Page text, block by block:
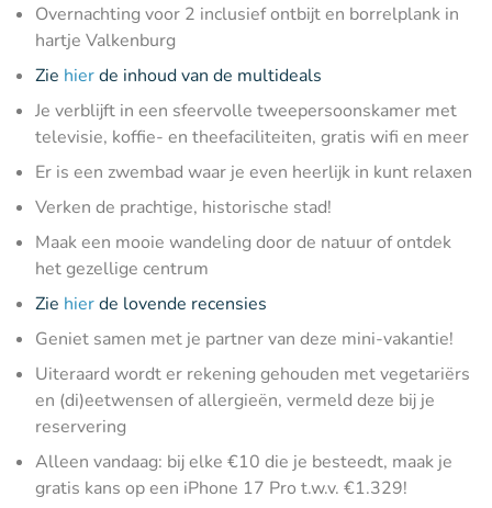
Overnachting voor 2 inclusief ontbijt en borrelplank in
hartje Valkenburg
Zie hierde inhoud van de multideals
Je verblijft in een sfeervolle tweepersoonskamer met
televisie, koffie- en theefaciliteiten, gratis wifi en meer
Er is een zwembad waar je even heerlijk in kunt relaxen
Verken de prachtige, historische stad!
Maak een mooie wandeling door de natuur of ontdek
het gezellige centrum
Zie hierde lovende recensies
Geniet samen met je partner van deze mini-vakantie!
Uiteraard wordt er rekening gehouden met vegetariërs
en (di)eetwensen of allergieën, vermeld deze bij je
reservering
Alleen vandaag: bij elke €10 die je besteedt, maak je
gratis kans op een iPhone 17 Pro t.w.v. €1.329!